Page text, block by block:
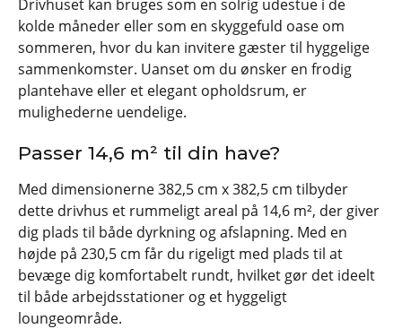
Drivhuset kan bruges som en solrig udestue i de
kolde måneder eller som en skyggefuld oase om
sommeren, hvor du kan invitere gæster til hyggelige
sammenkomster. Uanset om du ønsker en frodig
plantehave eller et elegant opholdsrum, er
mulighederne uendelige.
Passer 14,6 m² til din have?
Med dimensionerne 382,5 cm x 382,5 cm tilbyder
dette drivhus et rummeligt areal på 14,6 m², der giver
dig plads til både dyrkning og afslapning. Med en
højde på 230,5 cm får du rigeligt med plads til at
bevæge dig komfortabelt rundt, hvilket gør det ideelt
til både arbejdsstationer og et hyggeligt
loungeområde.